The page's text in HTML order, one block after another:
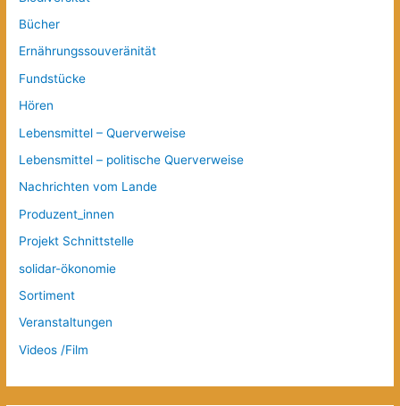
Bücher
Ernährungssouveränität
Fundstücke
Hören
Lebensmittel – Querverweise
Lebensmittel – politische Querverweise
Nachrichten vom Lande
Produzent_innen
Projekt Schnittstelle
solidar-ökonomie
Sortiment
Veranstaltungen
Videos /Film